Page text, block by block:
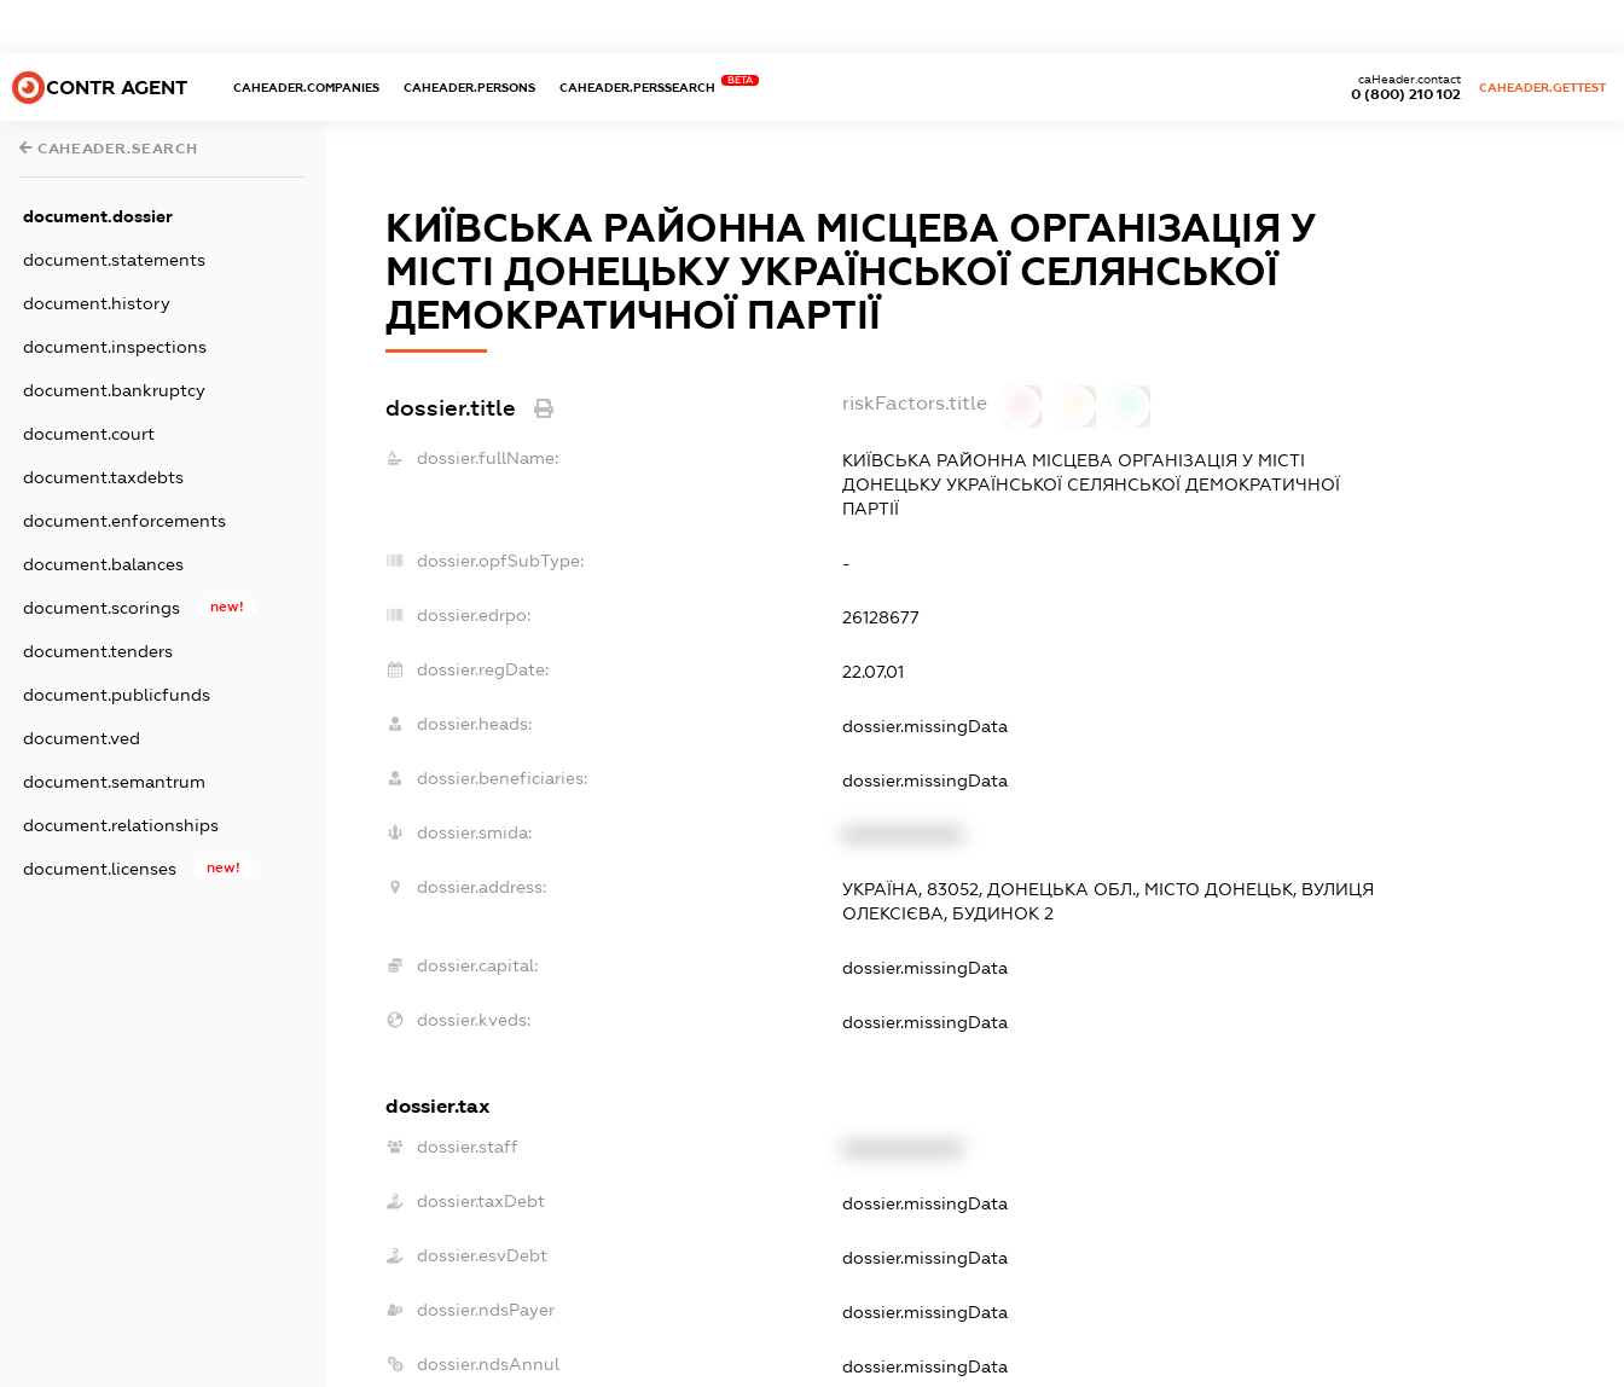
CONTR AGENT CAHEADER.COMPANIES CAHEADER.PERSONS CAHEADER.PERSSEARCH
BETA
0 (800) 210 102
caHeader.contact
CAHEADER.GETTEST
CAHEADER.SEARCH
document.dossier
document.statements
document.history
document.inspections
document.bankruptcy
document.court
document.taxdebts
document.enforcements
document.balances
document.scorings new!
document.tenders
document.publicfunds
document.ved
document.semantrum
document.relationships
document.licenses new!
КИЇВСЬКА РАЙОННА МІСЦЕВА ОРГАНІЗАЦІЯ У
МІСТІ ДОНЕЦЬКУ УКРАЇНСЬКОЇ СЕЛЯНСЬКОЇ
ДЕМОКРАТИЧНОЇ ПАРТІЇ
dossier.title riskFactors.title
dossier.fullName:
КИЇВСЬКА РАЙОННА МІСЦЕВА ОРГАНІЗАЦІЯ У МІСТІ
ДОНЕЦЬКУ УКРАЇНСЬКОЇ СЕЛЯНСЬКОЇ ДЕМОКРАТИЧНОЇ
ПАРТІЇ
dossier.opfSubType: -
dossier.edrpo: 26128677
dossier.regDate: 22.07.01
dossier.heads: dossier.missingData
dossier.beneficiaries: dossier.missingData
dossier.smida:
dossier.address:
УКРАЇНА, 83052, ДОНЕЦЬКА ОБЛ., МІСТО ДОНЕЦЬК, ВУЛИЦЯ
ОЛЕКСІЄВА, БУДИНОК 2
dossier.capital: dossier.missingData
dossier.kveds: dossier.missingData
dossier.tax
dossier.staff
dossier.taxDebt dossier.missingData
dossier.esvDebt dossier.missingData
dossier.ndsPayer dossier.missingData
dossier.ndsAnnul dossier.missingData